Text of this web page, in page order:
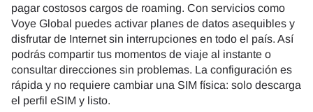
pagar costosos cargos de roaming. Con servicios como
Voye Global puedes activar planes de datos asequibles y
disfrutar de Internet sin interrupciones en todo el país. Así
podrás compartir tus momentos de viaje al instante o
consultar direcciones sin problemas. La configuración es
rápida y no requiere cambiar una SIM física: solo descarga
el perfil eSIM y listo.